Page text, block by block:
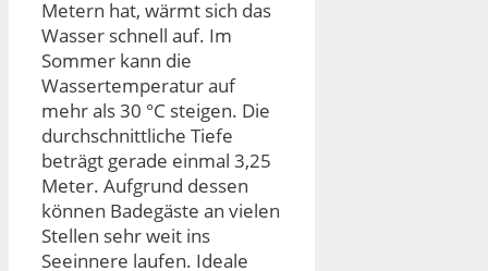
Metern hat, wärmt sich das
Wasser schnell auf. Im
Sommer kann die
Wassertemperatur auf
mehr als 30 °C steigen. Die
durchschnittliche Tiefe
beträgt gerade einmal 3,25
Meter. Aufgrund dessen
können Badegäste an vielen
Stellen sehr weit ins
Seeinnere laufen. Ideale